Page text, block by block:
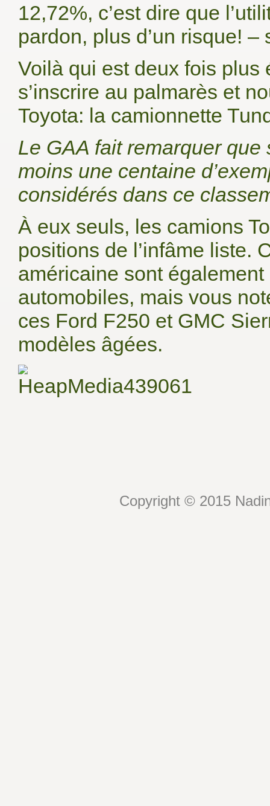
12,72%, c’est dire que
pardon, plus d’un risque!
Voilà qui est deux fois
s’inscrire au palmarès et
Toyota: la camionnette
Le GAA fait remarquer
moins une centaine
considérés dans ce
À eux seuls, les camions
positions de l’infâme liste.
américaine sont
automobiles, mais vous
ces Ford F250 et GMC
modèles âgées.
Copyright © 2015